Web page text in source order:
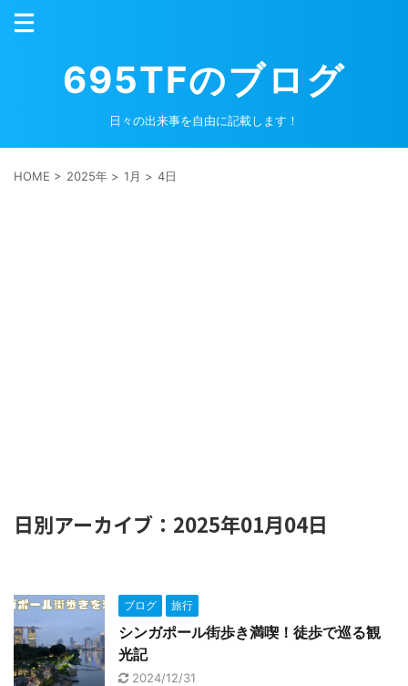
695TFのブログ
日々の出来事を自由に記載します！
HOME > 2025年 > 1月 > 4日
日別アーカイブ：2025年01月04日
ブログ 旅行
シンガポール街歩き満喫！徒歩で巡る観
光記
2024/12/31